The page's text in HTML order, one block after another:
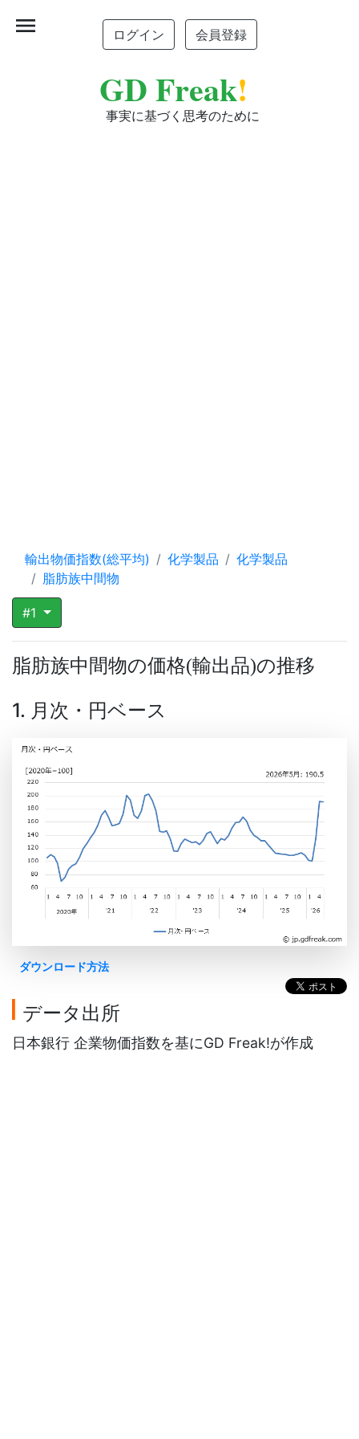
ログイン 会員登録
GD Freak!
事実に基づく思考のために
menu
輸出物価指数(総平均) 化学製品
化学製品
脂肪族中間物
#1
脂肪族中間物の価格(輸出品)の推移
1. 月次・円ベース
ダウンロード方法
データ出所
日本銀行 企業物価指数を基にGD Freak!が作成